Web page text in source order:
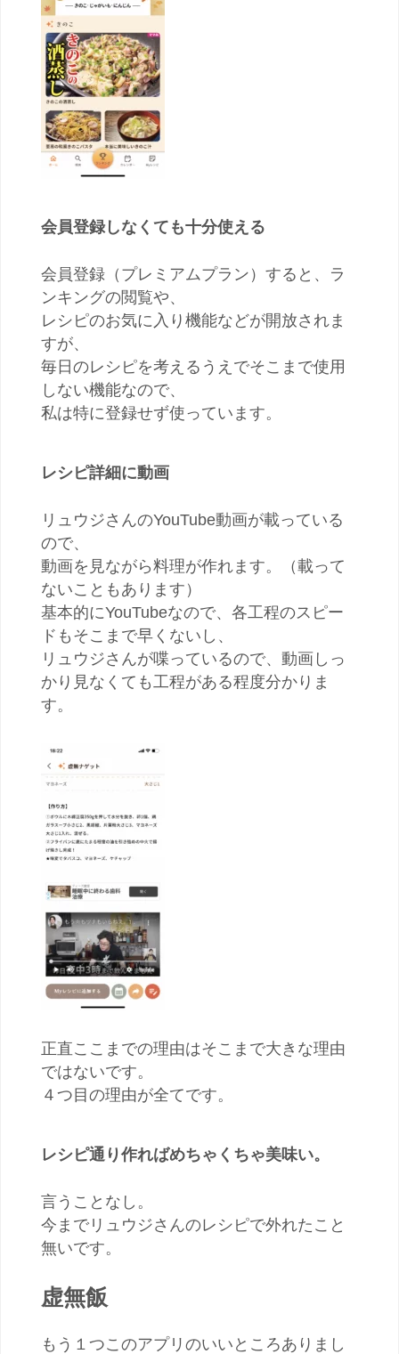
会員登録しなくても十分使える
会員登録（プレミアムプラン）すると、ラ
ンキングの閲覧や、
レシピのお気に入り機能などが開放されま
すが、
毎日のレシピを考えるうえでそこまで使用
しない機能なので、
私は特に登録せず使っています。
レシピ詳細に動画
リュウジさんのYouTube動画が載っている
ので、
動画を見ながら料理が作れます。（載って
ないこともあります）
基本的にYouTubeなので、各工程のスピー
ドもそこまで早くないし、
リュウジさんが喋っているので、動画しっ
かり見なくても工程がある程度分かりま
す。
正直ここまでの理由はそこまで大きな理由
ではないです。
４つ目の理由が全てです。
レシピ通り作ればめちゃくちゃ美味い。
言うことなし。
今までリュウジさんのレシピで外れたこと
無いです。
虚無飯
もう１つこのアプリのいいところありまし